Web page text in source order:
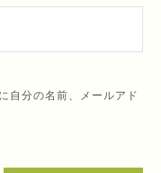
自分の名前、メールアド